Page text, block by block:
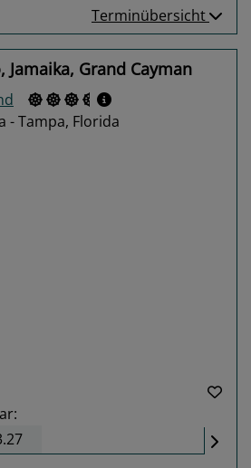
Terminübersicht
Jamaika, Grand Cayman
- Tampa, Florida